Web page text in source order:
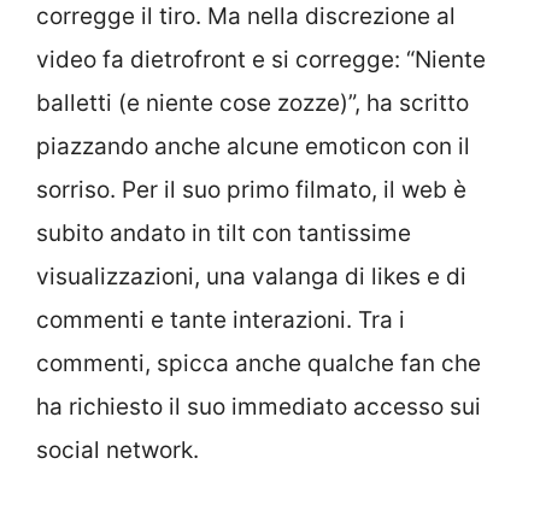
corregge il tiro. Ma nella discrezione al
video fa dietrofront e si corregge: “Niente
balletti (e niente cose zozze)”, ha scritto
piazzando anche alcune emoticon con il
sorriso. Per il suo primo filmato, il web è
subito andato in tilt con tantissime
visualizzazioni, una valanga di likes e di
commenti e tante interazioni. Tra i
commenti, spicca anche qualche fan che
ha richiesto il suo immediato accesso sui
social network.